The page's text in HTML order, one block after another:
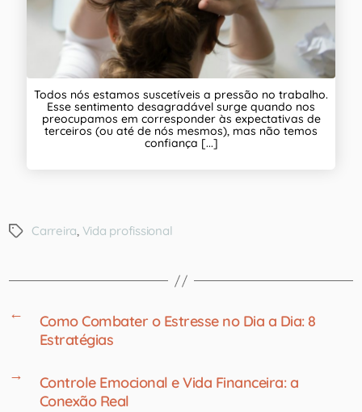
Todos nós estamos suscetíveis a pressão no trabalho.
Esse sentimento desagradável surge quando nos
preocupamos em corresponder às expectativas de
terceiros (ou até de nós mesmos), mas não temos
confiança [...]
Carreira, Vida profissional
←
Como Combater o Estresse no Dia a Dia: 8
Estratégias
→
Controle Emocional e Vida Financeira: a
Conexão Real